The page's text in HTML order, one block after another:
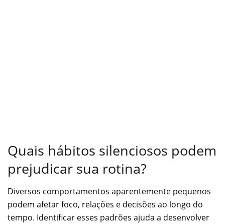
Quais hábitos silenciosos podem
prejudicar sua rotina?
Diversos comportamentos aparentemente pequenos
podem afetar foco, relações e decisões ao longo do
tempo. Identificar esses padrões ajuda a desenvolver